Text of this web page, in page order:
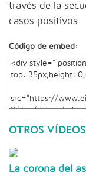
través de la
casos positivos.
Código de embed:
OTROS VÍDEOS
La corona del